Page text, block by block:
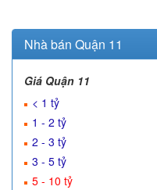
Nhà bán Quận 11
Giá Quận 11
< 1 tỷ
1 - 2 tỷ
2 - 3 tỷ
3 - 5 tỷ
5 - 10 tỷ